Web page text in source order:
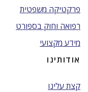
פרקטיקה משפטית
רפואה וחוק בספורט
מידע מקצועי
אודותינו
קצת עלינו